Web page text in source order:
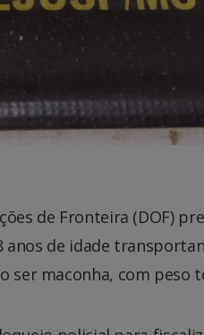
de Fronteira (DOF)
anos de idade
ser maconha, com peso